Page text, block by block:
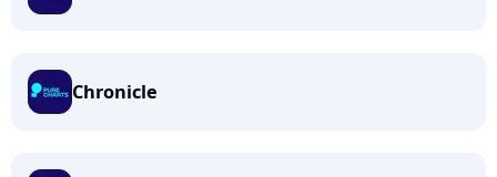
Chronicle